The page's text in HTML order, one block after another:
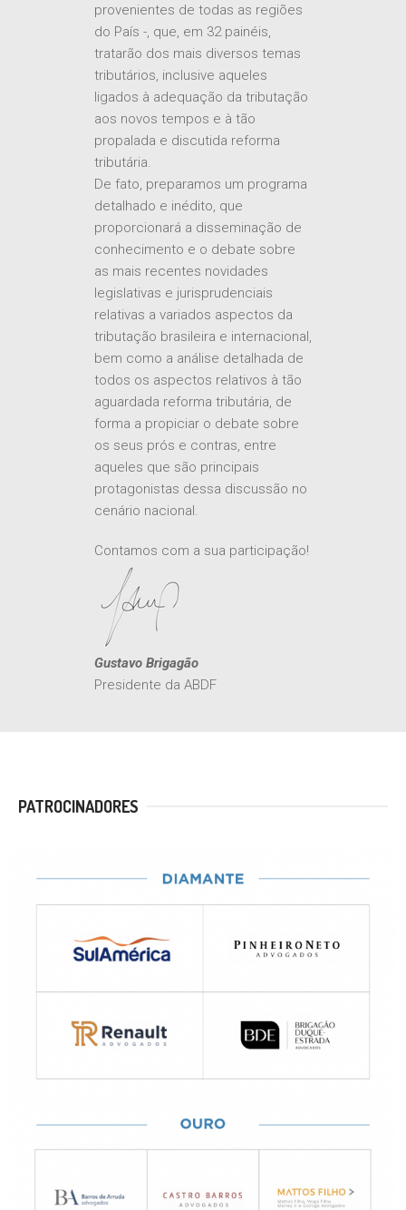
provenientes de todas as regiões
do País -, que, em 32 painéis,
tratarão dos mais diversos temas
tributários, inclusive aqueles
ligados à adequação da tributação
aos novos tempos e à tão
propalada e discutida reforma
tributária.
De fato, preparamos um programa
detalhado e inédito, que
proporcionará a disseminação de
conhecimento e o debate sobre
as mais recentes novidades
legislativas e jurisprudenciais
relativas a variados aspectos da
tributação brasileira e internacional,
bem como a análise detalhada de
todos os aspectos relativos à tão
aguardada reforma tributária, de
forma a propiciar o debate sobre
os seus prós e contras, entre
aqueles que são principais
protagonistas dessa discussão no
cenário nacional.
Contamos com a sua participação!
Gustavo Brigagão
Presidente da ABDF
PATROCINADORES